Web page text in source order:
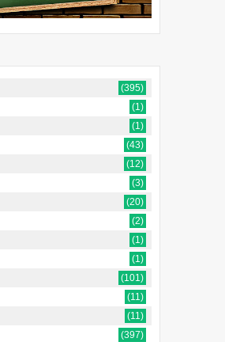
(395)
(1)
(1)
(43)
(12)
(3)
(20)
(2)
(1)
(1)
(101)
(11)
(11)
(397)